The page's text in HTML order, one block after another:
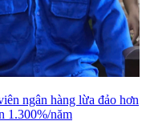
ngân hàng lừa đảo hơn
1.300%/năm